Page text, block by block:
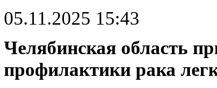
05.11.2025 15:43
Челябинская область
профилактики рака